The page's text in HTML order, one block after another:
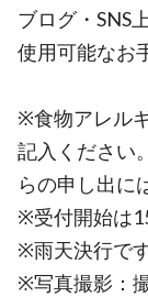
ブログ・SNS
使用可能なお
※食物アレル
記入ください
らの申し出に
※受付開始は
※雨天決行です
※写真撮影：